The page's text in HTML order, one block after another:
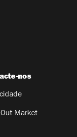
nos
Out Market